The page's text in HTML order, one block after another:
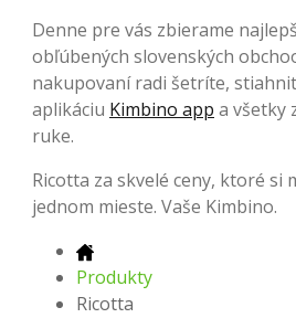
Denne pre vás zbierame
obľúbených slovenských
nakupovaní radi šetríte,
aplikáciu Kimbino app a všetky
ruke.
Ricotta za skvelé ceny, ktoré si
jednom mieste. Vaše Kimbino.
Produkty
Ricotta